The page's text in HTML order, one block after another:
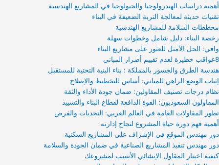
أهمية دراسات الهيدرولوجيا والجيولوجيا في المشاريع الهندسية
تقنيات حديثة لمعالجة التربة الضعيفة في البناء
مخططات السلامة للمشاريع الهندسية
رخصة البناء: دليل شامل وخطوات سهلة
وافي: الحل الأمثل للعثور على مشاريع البناء
8عواقب خطيرة لعدم تقييم أضرار المباني
هندسة الطرق والجسور بالمملكة : بناء البنية التحتية للمستقبل
إثبات الوضع الراهن للمباني: أساس للتخطيط والإصلاح
نظام درجات تصنيف المقاولين: ضمان جودة الأداء والثقة
المقاولون السعوديون: القوة الدافعة لقطاع البناء والتشييد
تطور المقاولات العامة في العالم العربي: التحديات والفرص
أهمية فهم دورة حياة المشروع لنجاح إدارته
دور مهندس الموقع في الإشراف على المشاريع السكنية
دور مهندس تنفيذ المشاريع الصناعية في ضمان الجودة والسلامة
كيفية اختيار المقاول الإنشائي الأنسب لمشروعك